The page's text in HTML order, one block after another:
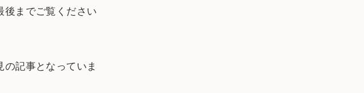
後までご覧ください
記事となっていま